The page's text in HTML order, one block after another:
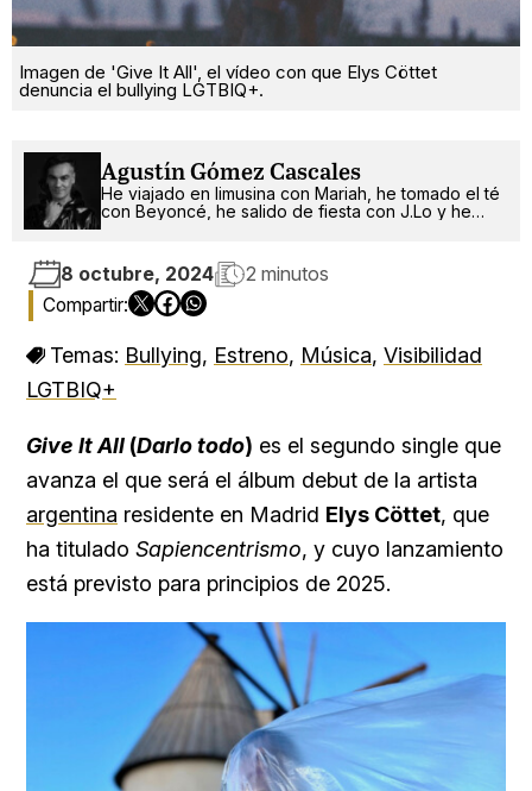
Imagen de 'Give It All', el vídeo con que Elys Cöttet
denuncia el bullying LGTBIQ+.
Agustín Gómez Cascales
He viajado en limusina con Mariah, he tomado el té
con Beyoncé, he salido de fiesta con J.Lo y he
8 octubre, 2024 2 minutos
Temas: Bullying, Estreno, Música, Visibilidad
LGTBIQ+
Give It All (Darlo todo) es el segundo single que
avanza el que será el álbum debut de la artista
argentina residente en Madrid Elys Cöttet, que
ha titulado Sapiencentrismo, y cuyo lanzamiento
está previsto para principios de 2025.